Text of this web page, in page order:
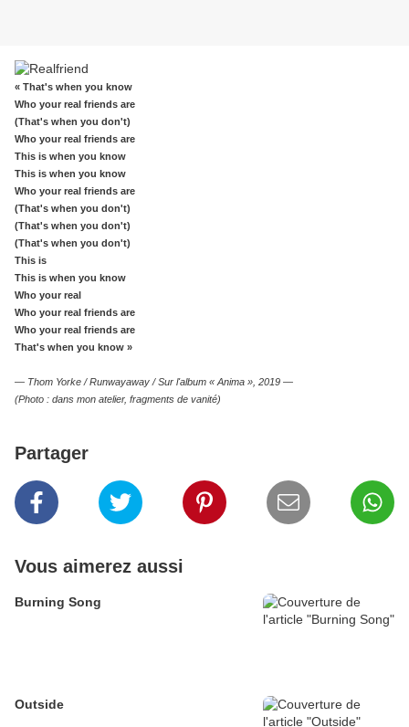
« That's when you know
Who your real friends are
(That's when you don't)
Who your real friends are
This is when you know
This is when you know
Who your real friends are
(That's when you don't)
(That's when you don't)
(That's when you don't)
This is
This is when you know
Who your real
Who your real friends are
Who your real friends are
That's when you know »
— Thom Yorke / Runwayaway / Sur l'album « Anima », 2019 —
(Photo : dans mon atelier, fragments de vanité)
Partager
Vous aimerez aussi
Burning Song
Outside